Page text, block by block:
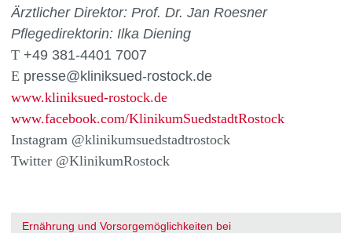
Ärztlicher Direktor: Prof. Dr. Jan Roesner
Pflegedirektorin: Ilka Diening
T +49 381-4401 7007
E presse@kliniksued-rostock.de
www.kliniksued-rostock.de
www.facebook.com/KlinikumSuedstadtRostock
Instagram @klinikumsuedstadtrostock
Twitter @KlinikumRostock
Ernährung und Vorsorgemöglichkeiten bei